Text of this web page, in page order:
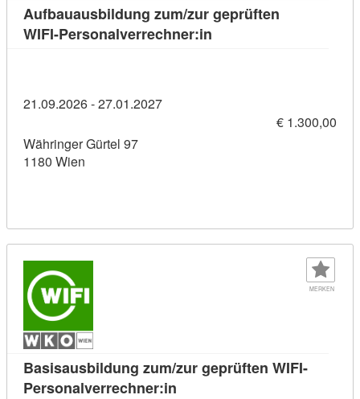
Aufbauausbildung zum/zur geprüften
WIFI-Personalverrechner:in
21.09.2026 - 27.01.2027
€ 1.300,00
Währinger Gürtel 97
1180 Wien
MERKEN
Basisausbildung zum/zur geprüften WIFI-
Personalverrechner:in